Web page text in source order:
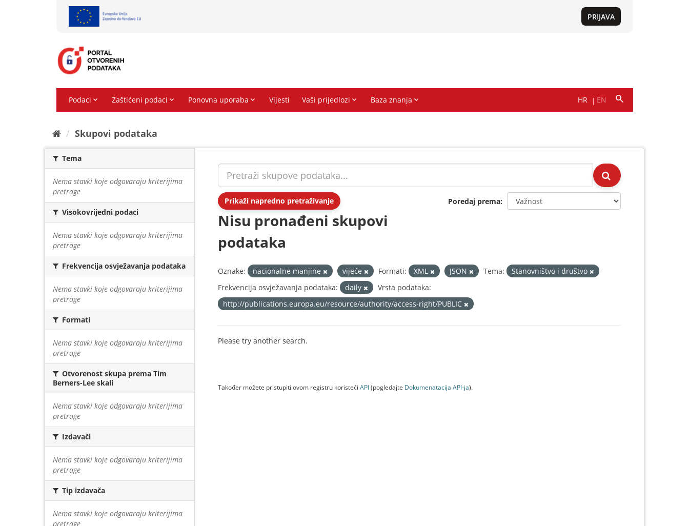
Skupovi podаtаkа
Tema
Nema stavki koje odgovaraju kriterijima
pretrage
Visokovrijedni podaci
Nema stavki koje odgovaraju kriterijima
pretrage
Frekvencija osvježavanja podataka
Nema stavki koje odgovaraju kriterijima
pretrage
Formati
Nema stavki koje odgovaraju kriterijima
pretrage
Otvorenost skupa prema Tim
Berners-Lee skali
Nema stavki koje odgovaraju kriterijima
pretrage
Izdavači
Nema stavki koje odgovaraju kriterijima
pretrage
Tip izdavača
Nema stavki koje odgovaraju kriterijima
pretrage
Prikaži napredno pretraživanje Poredaj prema
Nisu pronađeni skupovi
podataka
Oznake: nacionalne manjine vijeće Formati: XML JSON Tema:
Stanovništvo i društvo
Frekvencija osvježavanja podataka:
daily
Vrsta podataka:
http://publications.europa.eu/resource/authority/access-right/PUBLIC
Please try another search.
Također možete pristupiti ovom registru koristeći API(pogledajte Dokumenаtаcijа API-jа).